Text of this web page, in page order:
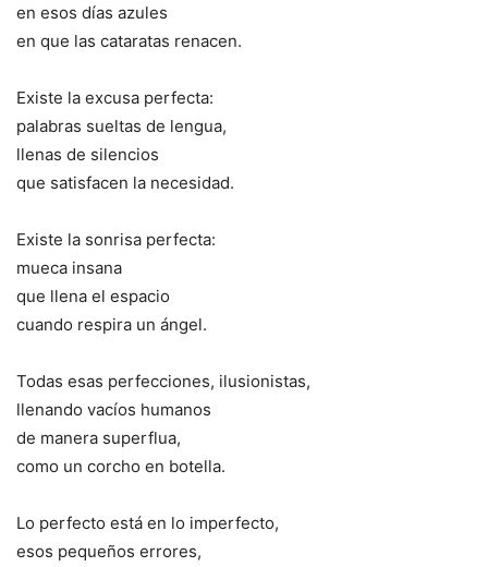
en esos días azules
en que las cataratas renacen.
Existe la excusa perfecta:
palabras sueltas de lengua,
llenas de silencios
que satisfacen la necesidad.
Existe la sonrisa perfecta:
mueca insana
que llena el espacio
cuando respira un ángel.
Todas esas perfecciones, ilusionistas,
llenando vacíos humanos
de manera superflua,
como un corcho en botella.
Lo perfecto está en lo imperfecto,
esos pequeños errores,